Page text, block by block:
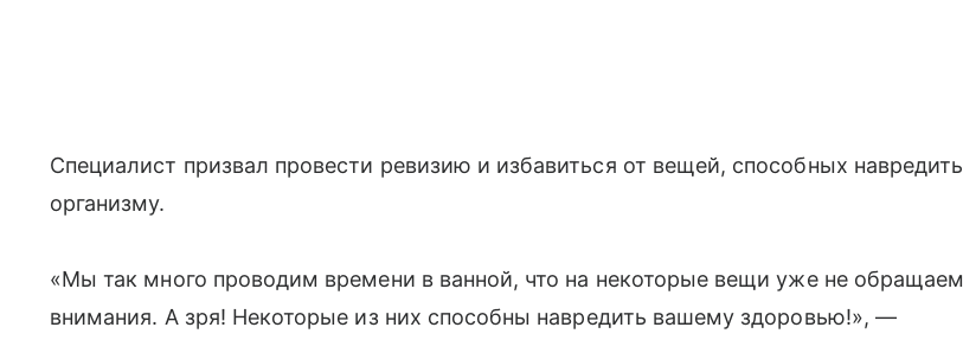
Специалист призвал провести ревизию и избавиться от вещей, способных навредить
организму.
«Мы так много проводим времени в ванной, что на некоторые вещи уже не обращаем
внимания. А зря! Некоторые из них способны навредить вашему здоровью!», —